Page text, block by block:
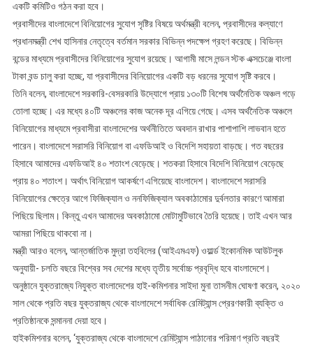
একটি কমিটিও গঠন করা হবে।
প্রবাসীদের বাংলাদেশে বিনিয়োগের সুযোগ সৃষ্টির বিষয়ে অর্থমন্ত্রী বলেন, প্রবাসীদের কল্যাণে
প্রধানমন্ত্রী শেখ হাসিনার নেতৃত্বে বর্তমান সরকার বিভিন্ন পদক্ষেপ গ্রহণ করেছে। বিভিন্ন
বন্ডের মাধ্যমে প্রবাসীদের বিনিয়োগের সুযোগ রয়েছে। আগামী মাসে লন্ডন স্টক এক্সচেঞ্জে বাংলা
টাকা বন্ড চালু করা হচ্ছে, যা প্রবাসীদের বিনিয়োগের একটি বড় ধরনের সুযোগ সৃষ্টি করবে।
তিনি বলেন, বাংলাদেশে সরকারি-বেসরকারি উদ্যোগে প্রায় ১৩০টি বিশেষ অর্থনৈতিক অঞ্চল গড়ে
তোলা হচ্ছে। এর মধ্যে ৪০টি অঞ্চলের কাজ অনেক দূর এগিয়ে গেছে। এসব অর্থনৈতিক অঞ্চলে
বিনিয়োগের মাধ্যমে প্রবাসীরা বাংলাদেশের অর্থনীতিতে অবদান রাখার পাশাপাশি লাভবান হতে
পারেন। বাংলাদেশে সরাসরি বিনিয়োগ বা এফডিআই ও বিদেশি সহায়তা বাড়ছে। গত বছরের
হিসাবে আমাদের এফডিআই ৪০ শতাংশ বেড়েছে। শতকরা হিসাবে বিদেশি বিনিয়োগ বেড়েছে
প্রায় ৪০ শতাংশ। অর্থাৎ বিনিয়োগ আকর্ষণে এগিয়েছে বাংলাদেশ। বাংলাদেশে সরাসরি
বিনিয়োগের ক্ষেত্রে আগে ফিজিক্যাল ও ননফিজিক্যাল অবকাঠামোর দুর্বলতার কারণে আমারা
পিছিয়ে ছিলাম। কিন্তু এখন আমাদের অবকাঠামো মোটামুটিভাবে তৈরি হয়েছে। তাই এখন আর
আমরা পিছিয়ে থাকবো না।
মন্ত্রী আরও বলেন, আন্তর্জাতিক মুদ্রা তহবিলের (আইএমএফ) ওয়ার্ল্ড ইকোনমিক আউটলুক
অনুযায়ী- চলতি বছরে বিশ্বের সব দেশের মধ্যে তৃতীয় সর্বোচ্চ প্রবৃদ্ধি হবে বাংলাদেশে।
অনুষ্ঠানে যুক্তরাজ্যে নিযুক্ত বাংলাদেশের হাই-কমিশনার সাইদা মুনা তাসনীম ঘোষণা করেন, ২০২০
সাল থেকে প্রতি বছর যুক্তরাজ্য থেকে বাংলাদেশে সর্বাধিক রেমিট্যান্স প্রেরণকারী ব্যক্তি ও
প্রতিষ্ঠানকে সন্মাননা দেয়া হবে।
হাইকমিশনার বলেন, ‘যুক্তরাজ্য থেকে বাংলাদেশে রেমিট্যান্স পাঠানোর পরিমাণ প্রতি বছরই